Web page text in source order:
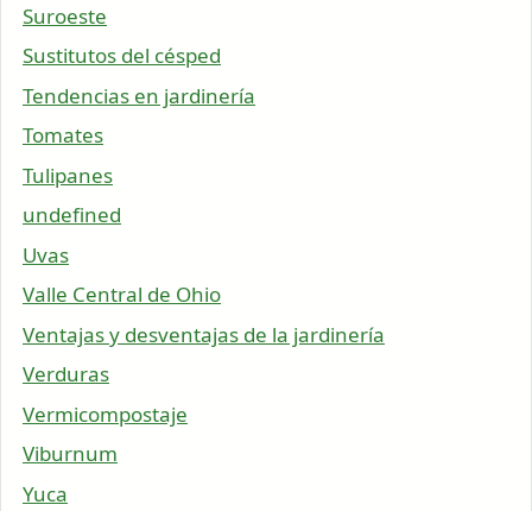
Suroeste
Sustitutos del césped
Tendencias en jardinería
Tomates
Tulipanes
undefined
Uvas
Valle Central de Ohio
Ventajas y desventajas de la jardinería
Verduras
Vermicompostaje
Viburnum
Yuca